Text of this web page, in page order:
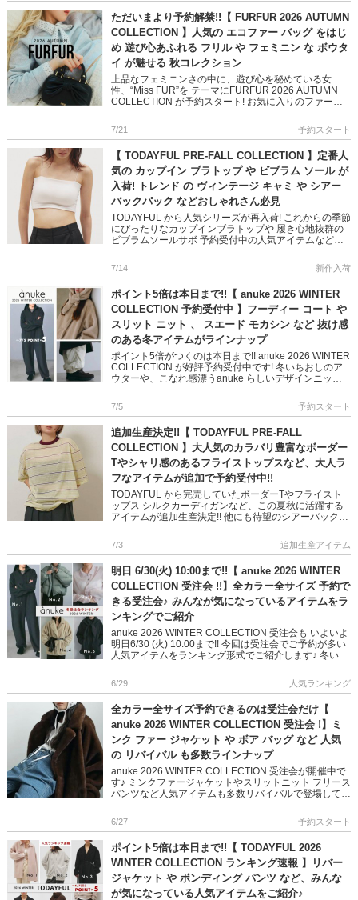
ただいまより予約解禁!!【 FURFUR 2026 AUTUMN
COLLECTION 】人気の エコファー バッグ をはじ
め 遊び心あふれる フリル や フェミニン な ボウタ
イ が魅せる 秋コレクション
上品なフェミニンさの中に、遊び心を秘めている女
性、“Miss FUR”を テーマにFURFUR 2026 AUTUMN
COLLECTION が予約スタート! お気に入りのファー、
7/21 予約スタート
【 TODAYFUL PRE-FALL COLLECTION 】定番人
気の カップイン ブラトップ や ビブラム ソール が
入荷! トレンド の ヴィンテージ キャミ や シアー
バックパック などおしゃれさん必見
TODAYFUL から人気シリーズが再入荷! これからの季節
にぴったりなカップインブラトップや 履き心地抜群の
ビブラムソールサボ 予約受付中の人気アイテムなどご
かり ぜ […]
7/14 新作入荷
ポイント5倍は本日まで!!【 anuke 2026 WINTER
COLLECTION 予約受付中 】フーディー コート や
スリット ニット 、 スエード モカシン など 抜け感
のある冬アイテムがラインナップ
ポイント5倍がつくのは本日まで!! anuke 2026 WINTER
COLLECTION が好評予約受付中です! 冬いちおしのア
ウターや、こなれ感漂うanuke らしいデザインニット
7/5 予約スタート
追加生産決定!!【 TODAYFUL PRE-FALL
COLLECTION 】大人気のカラバリ豊富なボーダー
Tやシャリ感のあるフライストップスなど、大人ラ
フなアイテムが追加で予約受付中!!
TODAYFUL から完売していたボーダーTやフライスト
ップス シルクカーディガンなど、この夏秋に活躍する
アイテムが追加生産決定!! 他にも待望のシアーバックパ
トップも予 […]
7/3 追加生産アイテム
明日 6/30(火) 10:00まで!!【 anuke 2026 WINTER
COLLECTION 受注会 !!】全カラー全サイズ 予約で
きる受注会♪ みんなが気になっているアイテムをラ
ンキングでご紹介
anuke 2026 WINTER COLLECTION 受注会も いよいよ
明日6/30 (火) 10:00まで!! 今回は受注会でご予約が多い
人気アイテムをランキング形式でご紹介します♪ 冬いち
6/29 人気ランキング
全カラー全サイズ予約できるのは受注会だけ【
anuke 2026 WINTER COLLECTION 受注会 !】ミ
ンク ファー ジャケット や ボア バッグ など 人気
の リバイバル も多数ラインナップ
anuke 2026 WINTER COLLECTION 受注会が開催中で
す♪ ミンクファージャケットやスリットニット フリース
パンツなど人気アイテムも多数リバイバルで登場してい
6/27 予約スタート
ポイント5倍は本日まで!!【 TODAYFUL 2026
WINTER COLLECTION ランキング速報 】リバー
ジャケット や ボンディング パンツ など、みんな
が気になっている人気アイテムをご紹介♪